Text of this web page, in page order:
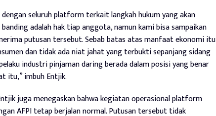
seluruh platform terkait langkah hukum yang akan
adalah hak tiap anggota, namun kami bisa sampaikan
putusan tersebut. Sebab batas atas manfaat ekonomi itu
dan tidak ada niat jahat yang terbukti sepanjang sidang
industri pinjaman daring berada dalam posisi yang benar
itu,” imbuh Entjik.
juga menegaskan bahwa kegiatan operasional platform
AFPI tetap berjalan normal. Putusan tersebut tidak